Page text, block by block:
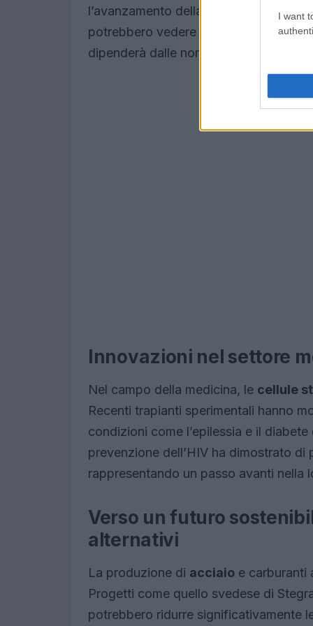
I want
l’avanzamento della tecnologia, i
potrebbero vedere un’accelerazione
dipenderà dalle normative locali e
Innovazioni nel settore
Nel campo della medicina, le cellule
Recenti trapianti sperimentali hanno
condizioni come l’epilessia e il
prevenzione dell’HIV ha dimostrato
rappresentando un passo avanti nella
Verso un futuro
alternativi
La produzione di acciaio e carburanti
Progetti come quello svedese di
potrebbero ridurre significativamente